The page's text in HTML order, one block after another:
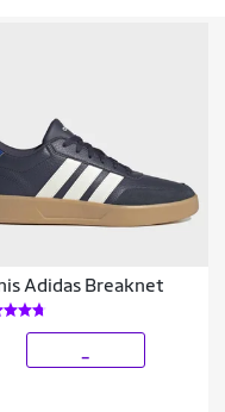
Adidas Breaknet